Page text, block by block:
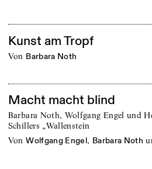
Kunst am Tropf
von Barbara Noth
Macht macht blind
Barbara Noth, Wolfgang Engel und
Schillers „Wallenstein
von Wolfgang Engel, Barbara Noth